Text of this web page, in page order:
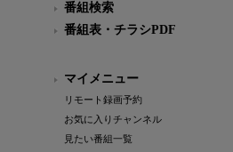
番組検索
番組表・チラシPDF
マイメニュー
リモート録画予約
お気に入りチャンネル
見たい番組一覧